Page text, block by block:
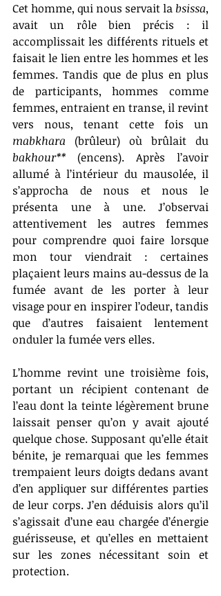
Cet homme, qui nous servait la bsissa,
avait un rôle bien précis : il
accomplissait les différents rituels et
faisait le lien entre les hommes et les
femmes. Tandis que de plus en plus
de participants, hommes comme
femmes, entraient en transe, il revint
mabkhara
bakhour** (encens). Après l’avoir
allumé à l’intérieur du mausolée, il
s’approcha de nous et nous le
présenta une à une. J’observai
attentivement les autres femmes
pour comprendre quoi faire lorsque
mon tour viendrait : certaines
plaçaient leurs mains au-dessus de la
fumée avant de les porter à leur
visage pour en inspirer l’odeur, tandis
que d’autres faisaient lentement
onduler la fumée vers elles.
L’homme revint une troisième fois,
portant un récipient contenant de
l’eau dont la teinte légèrement brune
laissait penser qu’on y avait ajouté
quelque chose. Supposant qu’elle était
bénite, je remarquai que les femmes
trempaient leurs doigts dedans avant
d’en appliquer sur différentes parties
de leur corps. J’en déduisis alors qu’il
s’agissait d’une eau chargée d’énergie
guérisseuse, et qu’elles en mettaient
sur les zones nécessitant soin et
protection.